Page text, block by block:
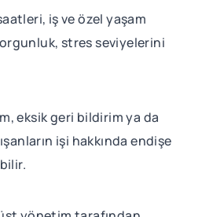
iş ve özel yaşam
stres seviyelerini
eksik geri bildirim ya da
işi hakkında endişe